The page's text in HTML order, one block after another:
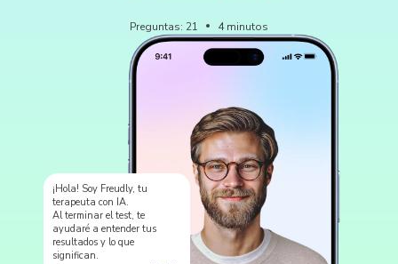
Preguntas: 21 4 minutos
¡Hola! Soy Freudly, tu
terapeuta con IA.
Al terminar el test, te
ayudaré a entender tus
resultados y lo que
significan.